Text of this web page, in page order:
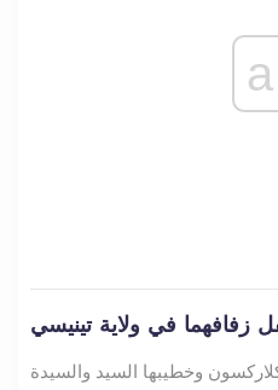
2013 ، أصبح كلاركسون وخطيبها السيد والسيدة